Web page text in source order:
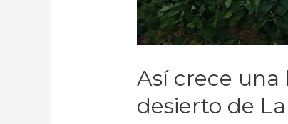
Así crece
desierto de